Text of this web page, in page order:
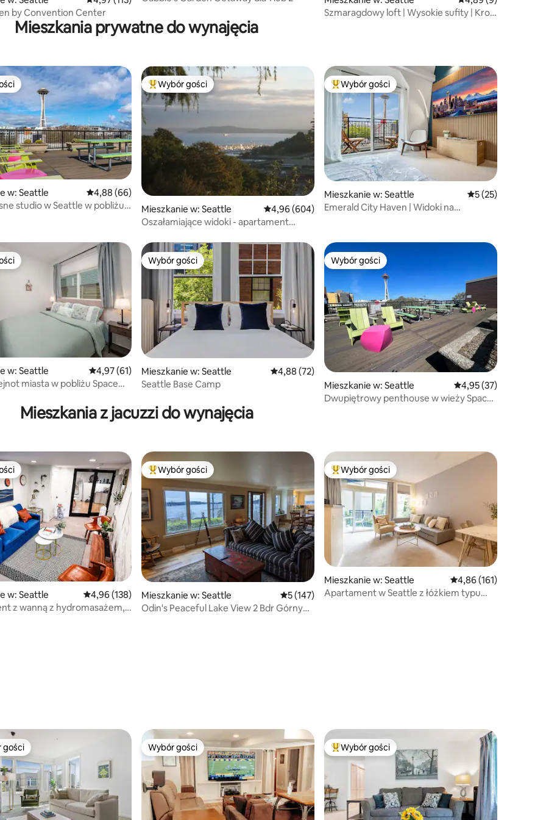
by Convention Center
Szmaragdowy loft | Wysokie sufity | Krok
Mieszkania prywatne do wynajęcia
liczba recenzji: 14
w: Seattle Średnia ocena: 4,88 na 5, liczba recenzji: 66
4,88 (66)
studio w Seattle w pobliżu
Najpopularniejsze z kategorii Wybór gości
Wybór gości
Mieszkanie w: Seattle Średnia ocena: 4,96 na 5, liczba recenzji: 604
4,96 (604)
Oszałamiające widoki - apartament
Najpopularniejsze z kategorii Wybór gości
Wybór gości
Mieszkanie w: Seattle Średnia ocena: 5
5 (25)
Emerald City Haven | Widoki na
liczba recenzji: 17
w: Seattle Średnia ocena: 4,97 na 5, liczba recenzji: 61
4,97 (61)
miasta w pobliżu Space
Wybór gości
Wybór gości
Mieszkanie w: Seattle Średnia ocena: 4,88 na 5, liczba recenzji: 72
4,88 (72)
Seattle Base Camp
Wybór gości
Wybór gości
Mieszkanie w: Seattle Średnia ocena: 4,95
4,95 (37)
Dwupiętrowy penthouse w wieży Space
Mieszkania z jacuzzi do wynajęcia
liczba recenzji: 34
w: Seattle Średnia ocena: 4,96 na 5, liczba recenzji: 138
4,96 (138)
z wanną z hydromasażem,
Najpopularniejsze z kategorii Wybór gości
Wybór gości
Mieszkanie w: Seattle Średnia ocena: 5 na 5, liczba recenzji: 147
5 (147)
Odin's Peaceful Lake View 2 Bdr Górny
Najpopularniejsze z kategorii Wybór gości
Wybór gości
Mieszkanie w: Seattle Średnia ocena: 4,86
4,86 (161)
Apartament w Seattle z łóżkiem typu
z kategorii Wybór gości
gości Wybór gości
Wybór gości Najpopularniejsze z kategorii Wybór gości
Wybór gości